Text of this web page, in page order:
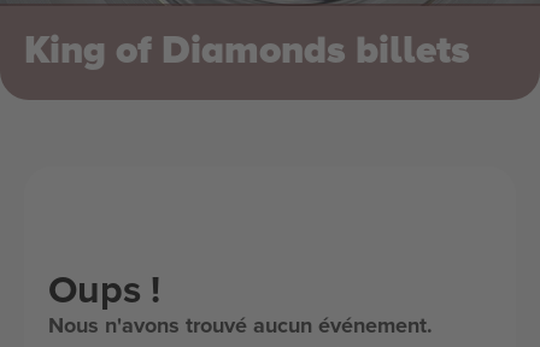
King of Diamonds billets
Oups !
Nous n'avons trouvé aucun événement.